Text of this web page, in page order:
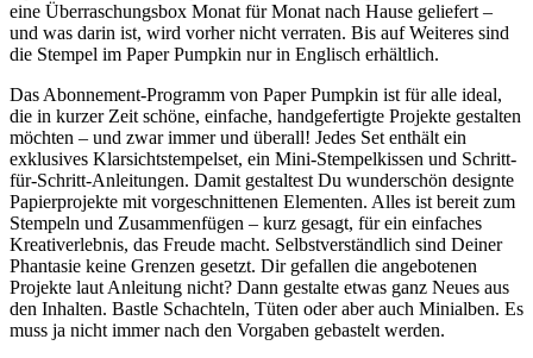
eine Überraschungsbox Monat für Monat nach Hause geliefert –
und was darin ist, wird vorher nicht verraten. Bis auf Weiteres sind
die Stempel im Paper Pumpkin nur in Englisch erhältlich.
Das Abonnement-Programm von Paper Pumpkin ist für alle ideal,
die in kurzer Zeit schöne, einfache, handgefertigte Projekte gestalten
möchten – und zwar immer und überall! Jedes Set enthält ein
exklusives Klarsichtstempelset, ein Mini-Stempelkissen und Schritt-
für-Schritt-Anleitungen. Damit gestaltest Du wunderschön designte
Papierprojekte mit vorgeschnittenen Elementen. Alles ist bereit zum
Stempeln und Zusammenfügen – kurz gesagt, für ein einfaches
Kreativerlebnis, das Freude macht. Selbstverständlich sind Deiner
Phantasie keine Grenzen gesetzt. Dir gefallen die angebotenen
Projekte laut Anleitung nicht? Dann gestalte etwas ganz Neues aus
den Inhalten. Bastle Schachteln, Tüten oder aber auch Minialben. Es
muss ja nicht immer nach den Vorgaben gebastelt werden.